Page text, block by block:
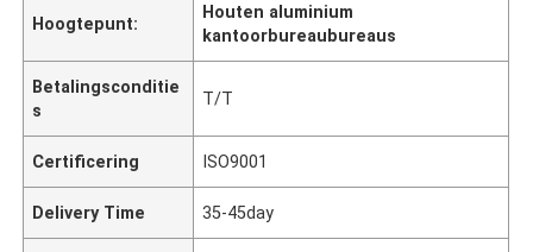
Hoogtepunt:
Houten aluminium
kantoorbureaubureaus
Betalingsconditie
s
T/T
Certificering ISO9001
Delivery Time 35-45day